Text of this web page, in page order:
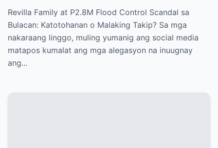
Revilla Family at P2.8M Flood Control Scandal sa
Bulacan: Katotohanan o Malaking Takip? Sa mga
nakaraang linggo, muling yumanig ang social media
matapos kumalat ang mga alegasyon na inuugnay
ang...